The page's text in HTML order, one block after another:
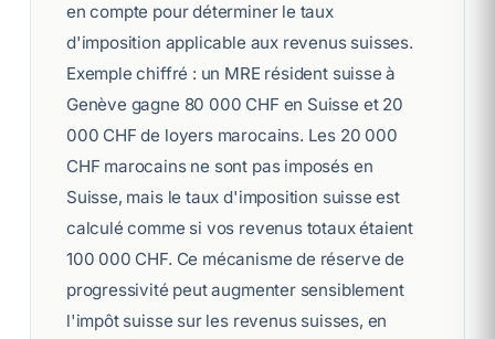
en compte pour déterminer le taux
d'imposition applicable aux revenus suisses.
Exemple chiffré : un MRE résident suisse à
Genève gagne 80 000 CHF en Suisse et 20
000 CHF de loyers marocains. Les 20 000
CHF marocains ne sont pas imposés en
Suisse, mais le taux d'imposition suisse est
calculé comme si vos revenus totaux étaient
100 000 CHF. Ce mécanisme de réserve de
progressivité peut augmenter sensiblement
l'impôt suisse sur les revenus suisses, en